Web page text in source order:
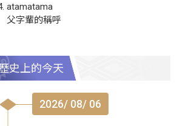
atamatama
父字輩的稱呼
史上的今天
2026/ 08/ 06